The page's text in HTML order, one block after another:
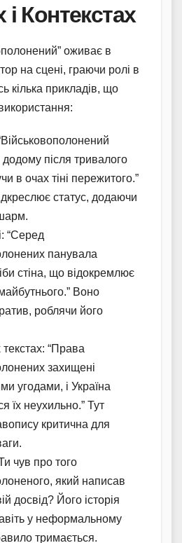
Контекстах
оживає в
на сцені, граючи ролі в
кілька прикладів, що
після тривалого
в очах тіні пережитого.”
статус, додаючи
“Серед
панувала
стіна, що відокремлює
Воно
роблячи його
“Права
захищені
угодами, і Україна
їх неухильно.” Тут
критична для
чув про того
який написав
досвід? Його історія
у неформальному
тримається.